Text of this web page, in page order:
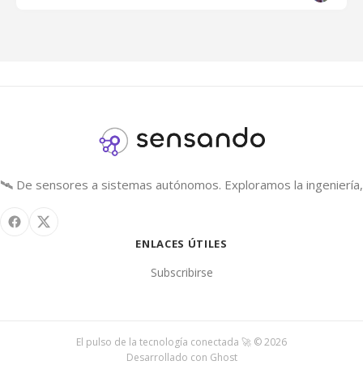
🛰️ De sensores a sistemas autónomos. Exploramos la
ENLACES ÚTILES
Subscribirse
El pulso de la tecnología conectada 🚀 © 2026
Desarrollado con Ghost